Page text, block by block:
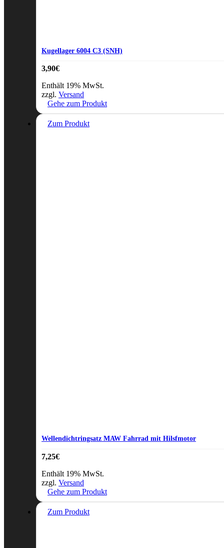
Kugellager 6004 C3 (SNH)
3,90€
Enthält 19% MwSt.
zzgl. Versand
Gehe zum Produkt
Zum Produkt
Wellendichtringsatz MAW Fahrrad mit Hilsfmotor
7,25€
Enthält 19% MwSt.
zzgl. Versand
Gehe zum Produkt
Zum Produkt